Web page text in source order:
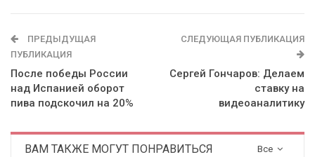
ПРЕДЫДУЩАЯ
ПУБЛИКАЦИЯ
После победы России
над Испанией оборот
пива подскочил на 20%
СЛЕДУЮЩАЯ ПУБЛИКАЦИЯ
Сергей Гончаров: Делаем
ставку на
видеоаналитику
Все
ВАМ ТАКЖЕ МОГУТ ПОНРАВИТЬСЯ